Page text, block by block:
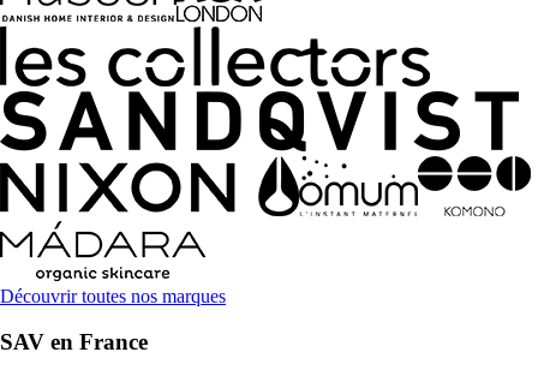
Découvrir toutes nos marques
SAV en France